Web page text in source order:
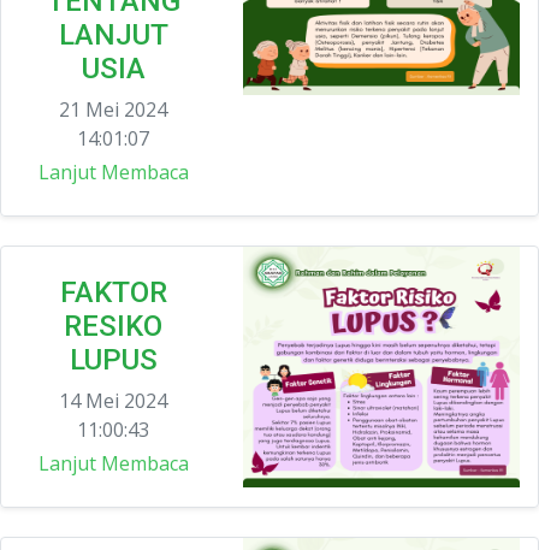
LANJUT
USIA
21 Mei 2024
14:01:07
Lanjut Membaca
FAKTOR
RESIKO
LUPUS
14 Mei 2024
11:00:43
Lanjut Membaca